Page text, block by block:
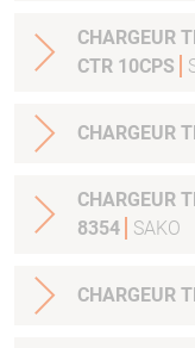
CHARGEUR
CTR 10CPS
CHARGEUR
CHARGEUR
8354
SAKO
CHARGEUR